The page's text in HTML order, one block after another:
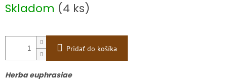
cena:
Skladom (4 ks)
Pridať do košíka
Herba euphrasiae